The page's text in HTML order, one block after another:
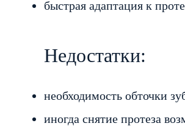
быстрая адаптация к
Недостатки:
необходимость обточки
иногда снятие протеза